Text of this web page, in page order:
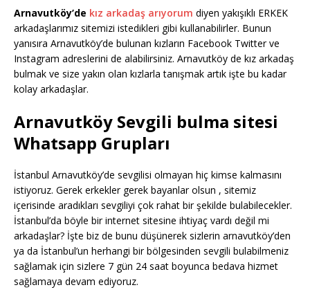
Arnavutköy’de kız arkadaş arıyorum diyen yakışıklı ERKEK
arkadaşlarımız sitemizi istedikleri gibi kullanabilirler. Bunun
yanısıra Arnavutköy’de bulunan kızların Facebook Twitter ve
Instagram adreslerini de alabilirsiniz. Arnavutköy de kız arkadaş
bulmak ve size yakın olan kızlarla tanışmak artık işte bu kadar
kolay arkadaşlar.
Arnavutköy Sevgili bulma sitesi
Whatsapp Grupları
İstanbul Arnavutköy’de sevgilisi olmayan hiç kimse kalmasını
istiyoruz. Gerek erkekler gerek bayanlar olsun , sitemiz
içerisinde aradıkları sevgiliyi çok rahat bir şekilde bulabilecekler.
İstanbul’da böyle bir internet sitesine ihtiyaç vardı değil mi
arkadaşlar? İşte biz de bunu düşünerek sizlerin arnavutköy’den
ya da İstanbul’un herhangi bir bölgesinden sevgili bulabilmeniz
sağlamak için sizlere 7 gün 24 saat boyunca bedava hizmet
sağlamaya devam ediyoruz.